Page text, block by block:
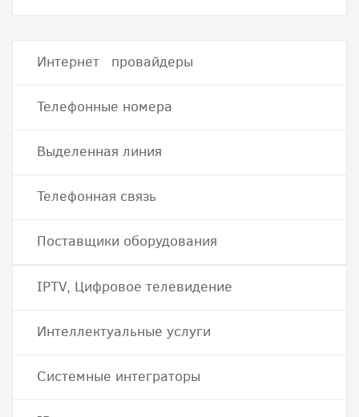
Интернет провайдеры
Телефонные номера
Выделенная линия
Телефонная связь
Поставщики оборудования
IPTV, Цифровое телевидение
Интеллектуальные услуги
Системные интеграторы